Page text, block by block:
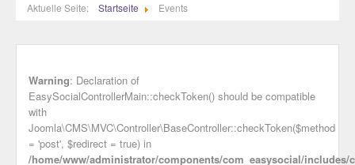
Aktuelle Seite: Startseite Events
Warning: Declaration of
EasySocialControllerMain::checkToken() should be compatible
with
Joomla\CMS\MVC\Controller\BaseController::checkToken($method
= 'post', $redirect = true) in
/home/www/administrator/components/com_easysocial/includes/